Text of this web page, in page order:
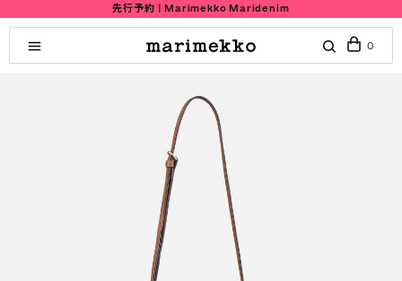
先行予約 | Marimekko Maridenim
0